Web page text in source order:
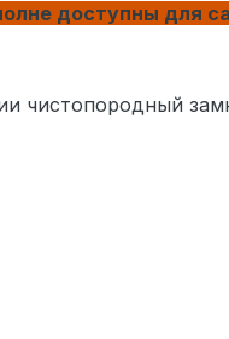
доступны для
чистопородный